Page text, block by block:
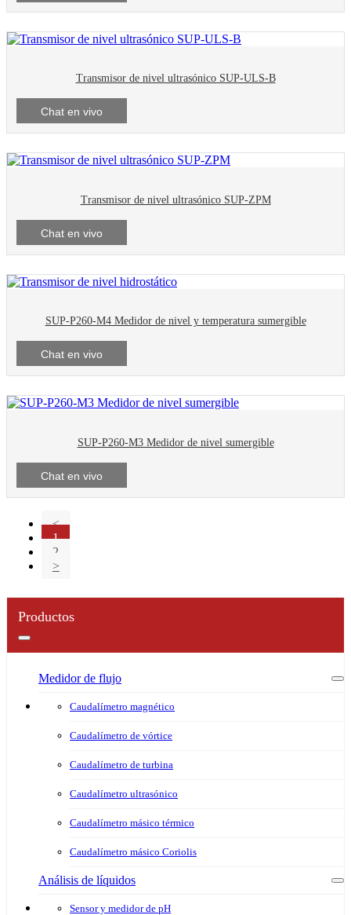
Transmisor de nivel ultrasónico SUP-ULS-B
Chat en vivo
Transmisor de nivel ultrasónico SUP-ZPM
Chat en vivo
SUP-P260-M4 Medidor de nivel y temperatura sumergible
Chat en vivo
SUP-P260-M3 Medidor de nivel sumergible
Chat en vivo
<
1
2
>
Productos
Medidor de flujo
Caudalímetro magnético
Caudalímetro de vórtice
Caudalímetro de turbina
Caudalímetro ultrasónico
Caudalímetro másico térmico
Caudalímetro másico Coriolis
Análisis de líquidos
Sensor y medidor de pH